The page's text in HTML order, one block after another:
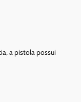
a pistola possui